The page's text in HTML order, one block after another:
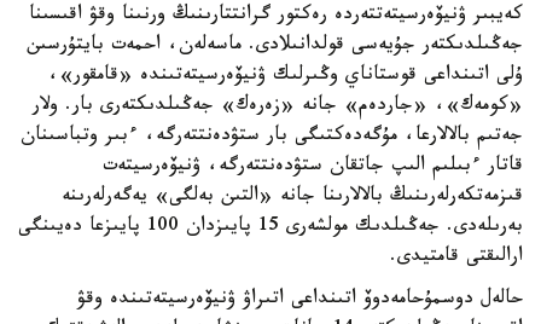
كەيبىر ۋنيۆەرسيتەتتەردە رەكتور گرانتتارىنىڭ ورنىنا وقۋ اقىسىنا
جەڭىلدىكتەر جۇيەسى قولدانىلادى. ماسەلەن، احمەت بايتۇرسىن
ۇلى اتىنداعى قوستاناي وڭىرلىك ۋنيۆەرسيتەتىندە «قامقور»،
«كومەك»، «جاردەم» جانە «زەرەك» جەڭىلدىكتەرى بار. ولار
جەتىم بالالارعا، مۇگەدەكتىگى بار ستۋدەنتتەرگە، ءبىر وتباسىنان
قاتار ءبىلىم الىپ جاتقان ستۋدەنتتەرگە، ۋنيۆەرسيتەت
قىزمەتكەرلەرىنىڭ بالالارىنا جانە «التىن بەلگى» يەگەرلەرىنە
بەرىلەدى. جەڭىلدىك مولشەرى 15 پايىزدان 100 پايىزعا دەيىنگى
ارالىقتى قامتيدى.
حالەل دوسمۇحامەدوۆ اتىنداعى اتىراۋ ۋنيۆەرسيتەتىندە وقۋ